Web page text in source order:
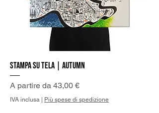
Stampa su Tela | Autumn
A partire da 43,00 €
Prezzo scontato
IVA inclusa | Più spese di spedizione